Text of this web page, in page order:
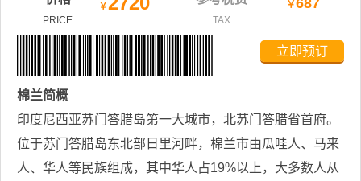
PRICE
￥
TAX
￥687
立即预订
棉兰简概
印度尼西亚苏门答腊岛第一大城市，北苏门答腊省首府。
位于苏门答腊岛东北部日里河畔，棉兰市由瓜哇人、马来
人、华人等民族组成，其中华人占19%以上，大多数人从